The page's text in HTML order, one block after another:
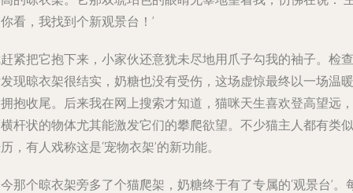
看，我找到个新观景台！’
紧把它抱下来，小家伙还意犹未尽地用爪子勾我的袖子。检查
现晾衣架很结实，奶糖也没有受伤，这场虚惊最终以一场温暖
抱收尾。后来我在网上搜索才知道，猫咪天生喜欢登高望远，
杆状的物体尤其能激发它们的攀爬欲望。不少猫主人都有类似
，有人戏称这是‘宠物衣架’的新功能。
那个晾衣架旁多了个猫爬架，奶糖终于有了专属的‘观景台’。